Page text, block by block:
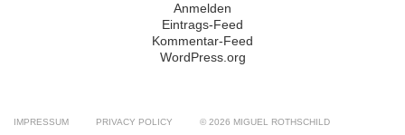
Anmelden
Eintrags-Feed
Kommentar-Feed
WordPress.org
IMPRESSUM PRIVACY POLICY © 2026 MIGUEL ROTHSCHILD